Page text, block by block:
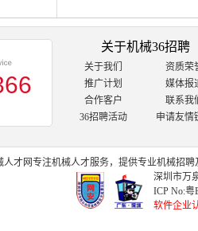
关于机械36招聘
关于我们
资质荣
推广计划
媒体报
合作客户
联系我
36招聘活动
申请友情
人才网专注机械人才服务，提供专业机械招聘
深圳市万
ICP No:粤
软件企业